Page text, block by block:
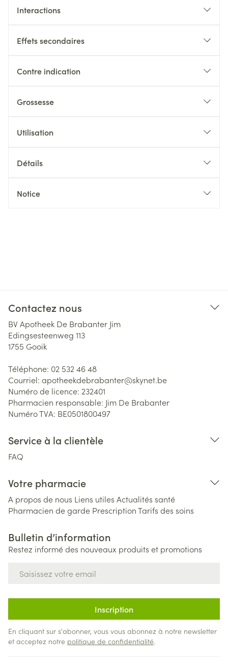
Interactions
Effets secondaires
Contre indication
Grossesse
Utilisation
Détails
Notice
Contactez nous
BV Apotheek De Brabanter Jim
Edingsesteenweg 113
1755 Gooik
Téléphone: 02 532 46 48
Courriel: apotheekdebrabanter@skynet.be
Numéro de licence: 232401
Pharmacien responsable: Jim De Brabanter
Numéro TVA: BE0501800497
Service à la clientèle
FAQ
Votre pharmacie
A propos de nous Liens utiles Actualités santé
Pharmacien de garde PrescriptionTarifs des soins
Bulletin d’information
Restez informé des nouveaux produits et promotions
Inscription
En cliquant sur s'abonner, vous vous abonnez à notre newsletter
et acceptez notre politique de confidentialité.